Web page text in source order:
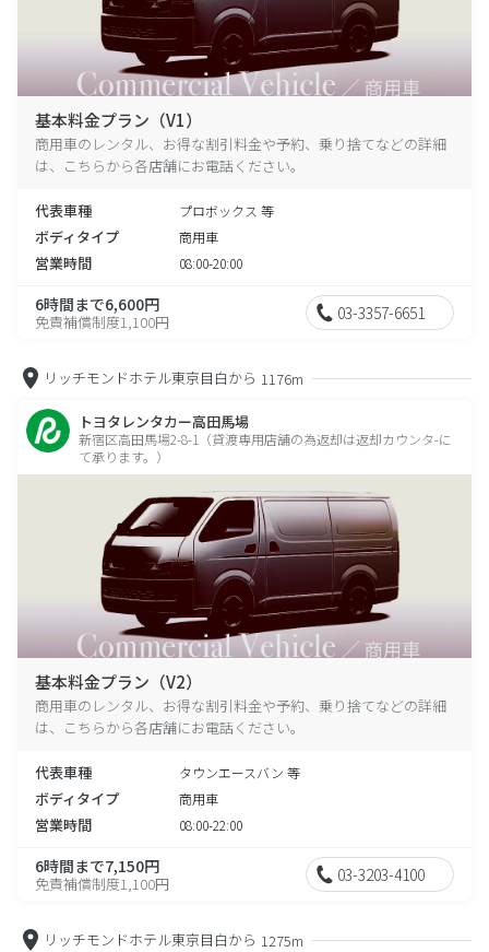
基本料金プラン（V1）
商用車のレンタル、お得な割引料金や予約、乗り捨てなどの詳細
は、こちらから各店舗にお電話ください。
代表車種 プロボックス 等
ボディタイプ 商用車
営業時間 08:00-20:00
6時間まで6,600円
免責補償制度1,100円 03-3357-6651
リッチモンドホテル東京目白から 1176m
トヨタレンタカー高田馬場
新宿区高田馬場2-8-1（貸渡専用店舗の為返却は返却カウンタ-に
て承ります。）
基本料金プラン（V2）
商用車のレンタル、お得な割引料金や予約、乗り捨てなどの詳細
は、こちらから各店舗にお電話ください。
代表車種 タウンエースバン 等
ボディタイプ 商用車
営業時間 08:00-22:00
6時間まで7,150円
免責補償制度1,100円 03-3203-4100
リッチモンドホテル東京目白から 1275m